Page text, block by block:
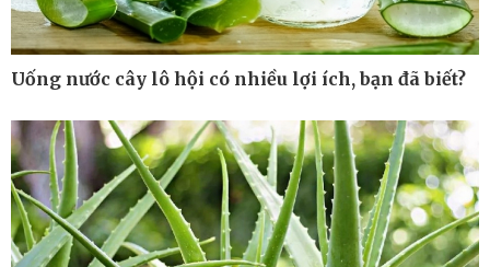
Kinh tế
Thị trường
Uống nước cây lô hội có nhiều lợi ích, bạn đã biết?